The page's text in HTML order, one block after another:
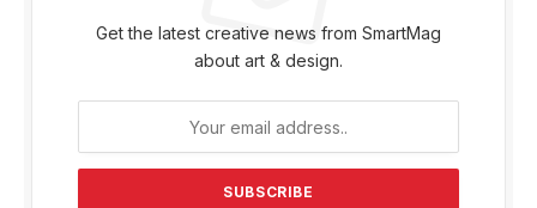
Get the latest creative news from SmartMag
about art & design.